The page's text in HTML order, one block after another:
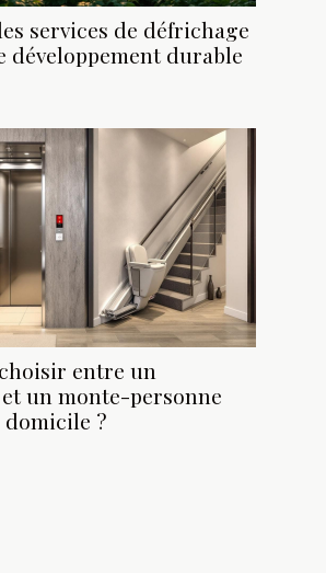
services de défrichage
développement durable
entre un
un monte-personne
?